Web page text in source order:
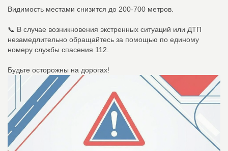
Видимость местами снизится до 200-700 метров.
📞 В случае возникновения экстренных ситуаций или ДТП
незамедлительно обращайтесь за помощью по единому
номеру службы спасения 112.
Будьте осторожны на дорогах!